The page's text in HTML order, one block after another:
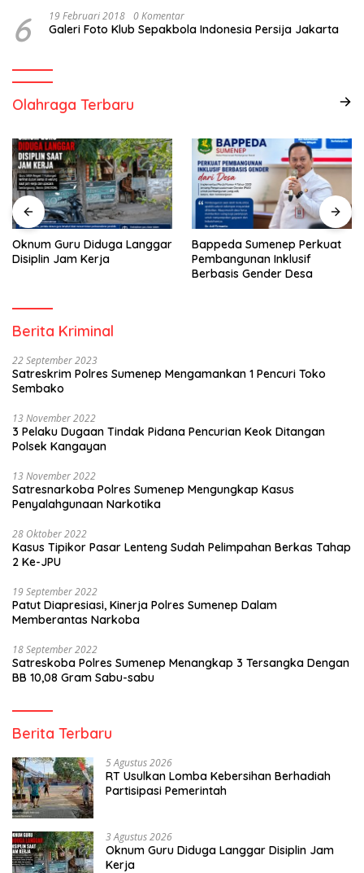
6 19 Februari 2018 0 Komentar
Galeri Foto Klub Sepakbola Indonesia Persija Jakarta
Olahraga Terbaru
Oknum Guru Diduga Langgar
Disiplin Jam Kerja
Bappeda Sumenep Perkuat
Pembangunan Inklusif
Berbasis Gender Desa
Berita Kriminal
22 September 2023
Satreskrim Polres Sumenep Mengamankan 1 Pencuri Toko
Sembako
13 November 2022
3 Pelaku Dugaan Tindak Pidana Pencurian Keok Ditangan
Polsek Kangayan
13 November 2022
Satresnarkoba Polres Sumenep Mengungkap Kasus
Penyalahgunaan Narkotika
28 Oktober 2022
Kasus Tipikor Pasar Lenteng Sudah Pelimpahan Berkas Tahap
2 Ke-JPU
19 September 2022
Patut Diapresiasi, Kinerja Polres Sumenep Dalam
Memberantas Narkoba
18 September 2022
Satreskoba Polres Sumenep Menangkap 3 Tersangka Dengan
BB 10,08 Gram Sabu-sabu
Berita Terbaru
5 Agustus 2026
RT Usulkan Lomba Kebersihan Berhadiah
Partisipasi Pemerintah
3 Agustus 2026
Oknum Guru Diduga Langgar Disiplin Jam
Kerja